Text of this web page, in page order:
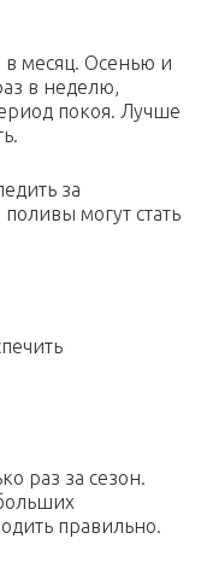
в месяц. Осенью и
в неделю,
покоя. Лучше
за
могут стать
раз за сезон.
правильно.